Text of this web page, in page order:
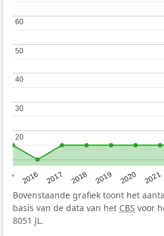
2016 2017 2018 2019 2020 2021
20
20
30
30
40
40
50
50
60
60
Bovenstaande grafiek toont het
basis van de data van het CBS voor
8051 JL.